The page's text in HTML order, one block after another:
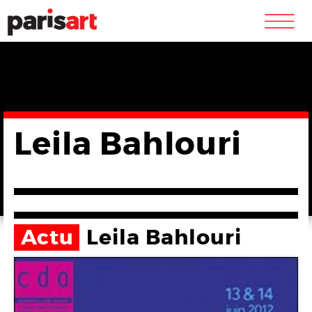
m
Leila Bahlouri
Actu Leila Bahlouri